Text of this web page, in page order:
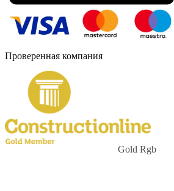
Проверенная компания
Gold Rgb